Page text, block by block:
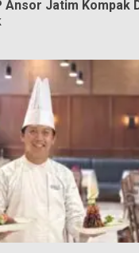
Ansor Jatim Kompak